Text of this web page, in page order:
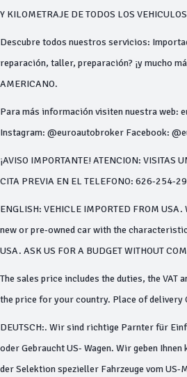
Y KILOMETRAJE DE TODOS LOS
Descubre todos nuestros servicios:
reparación, taller, preparación? ¡y mucho
AMERICANO.
Para más información visiten nuestra web:
Instagram: @euroautobroker Facebook:
¡AVISO IMPORTANTE! ATENCION: VISITAS
CITA PREVIA EN EL TELEFONO: 626-254-
ENGLISH: VEHICLE IMPORTED FROM
new or pre-owned car with the
USA. ASK US FOR A BUDGET WITHOUT
The sales price includes the duties, the VAT
the price for your country. Place of delivery
DEUTSCH:. Wir sind richtige Parnter für
oder Gebraucht US- Wagen. Wir geben
der Selektion spezieller Fahrzeuge vom